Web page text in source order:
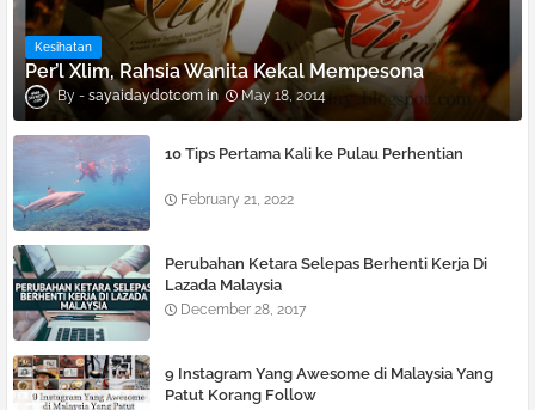
Kesihatan
Per’l Xlim, Rahsia Wanita Kekal Mempesona
sayaidaydotcom May 18, 2014
10 Tips Pertama Kali ke Pulau Perhentian
February 21, 2022
Perubahan Ketara Selepas Berhenti Kerja Di
Lazada Malaysia
December 28, 2017
9 Instagram Yang Awesome di Malaysia Yang
Patut Korang Follow